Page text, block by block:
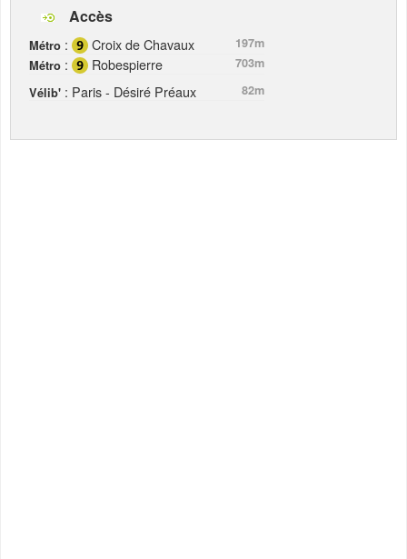
Accès
Métro : Croix de Chavaux
197m
Métro : Robespierre
703m
Vélib' : Paris - Désiré Préaux 82m